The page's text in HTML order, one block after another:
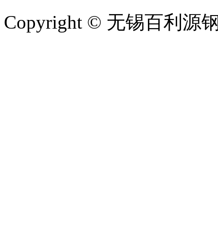
Copyright © 无锡百利源